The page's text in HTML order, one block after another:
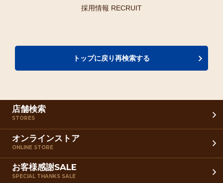
採用情報 RECRUIT
トップに戻り再検索する
店舗検索
STORES
オンラインストア
ONLINE STORE
お客様感謝SALE
SPECIAL THANKS SALE